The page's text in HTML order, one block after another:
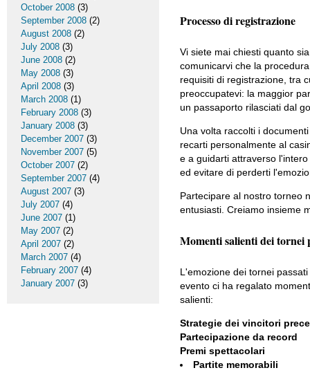
Processo di registrazione
Vi siete mai chiesti quanto
comunicarvi che la
requisiti di registrazione, tra
preoccupatevi: la maggior
un passaporto rilasciati dal
Una volta raccolti i
recarti personalmente al
e a guidarti attraverso
ed evitare di perderti
Partecipare al nostro torneo
entusiasti. Creiamo insieme
Momenti salienti dei tornei
L'emozione dei tornei
evento ci ha regalato
salienti:
Strategie dei vincitori
Partecipazione da record
Premi spettacolari
Partite memorabili
October 2008 (3)
September 2008 (2)
August 2008 (2)
July 2008 (3)
June 2008 (2)
May 2008 (3)
April 2008 (3)
March 2008 (1)
February 2008 (3)
January 2008 (3)
December 2007 (3)
November 2007 (5)
October 2007 (2)
September 2007 (4)
August 2007 (3)
July 2007 (4)
June 2007 (1)
May 2007 (2)
April 2007 (2)
March 2007 (4)
February 2007 (4)
January 2007 (3)